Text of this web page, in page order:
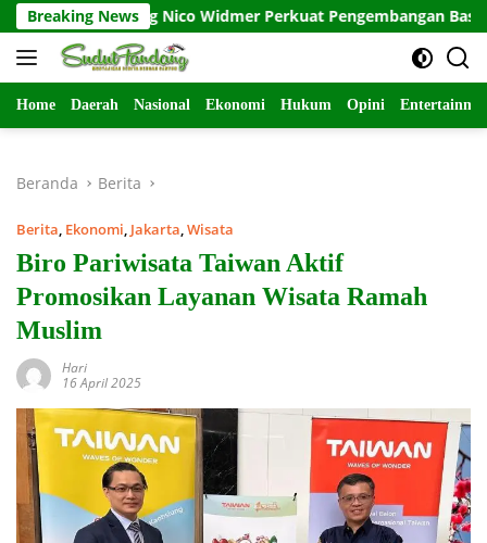
Langsung
ke
konten
Breaking News
Gandeng Nico Widmer Perkuat Pengembangan Basket 3×3
Home Daerah Nasional Ekonomi Hukum Opini
Beranda Berita
Berita, Ekonomi, Jakarta,Wisata
Biro Pariwisata Taiwan Aktif
Promosikan Layanan Wisata Ramah
Muslim
Hari
16 April 2025